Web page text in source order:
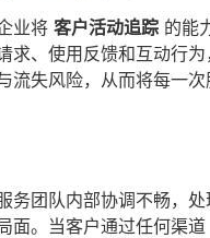
业将 客户活动追踪 的能
、使用反馈和互动行
失风险，从而将每一
团队内部协调不畅，
。当客户通过任何渠